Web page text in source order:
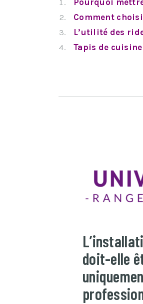
Pourquoi
Comment
L’utilité des
Tapis de
doit-elle